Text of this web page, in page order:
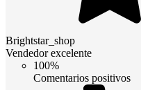
Brightstar_shop
Vendedor excelente
100%
Comentarios positivos